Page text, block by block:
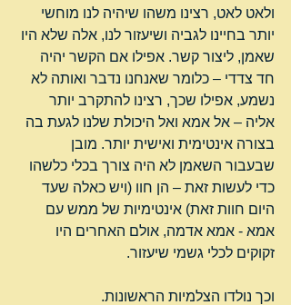
ולאט לאט, רצינו משהו שיהיה לנו מוחשי
יותר בחיינו לגביה ושיעזור לנו, אלה שלא היו
שאמן, ליצור קשר. אפילו אם הקשר יהיה
חד צדדי – כלומר שאנחנו נדבר ואותה לא
נשמע, אפילו שכך, רצינו להתקרב יותר
אליה – אל אמא ואל היכולת שלנו לגעת בה
בצורה אינטימית ואישית יותר. מובן
שבעבור השאמן לא היה צורך בכלי כלשהו
כדי לעשות זאת – הן חוו (ויש כאלה שעד
היום חוות זאת) אינטימיות של ממש עם
אמא - אמא אדמה, אולם האחרים היו
זקוקים לכלי גשמי שיעזור.
וכך נולדו הצלמיות הראשונות.